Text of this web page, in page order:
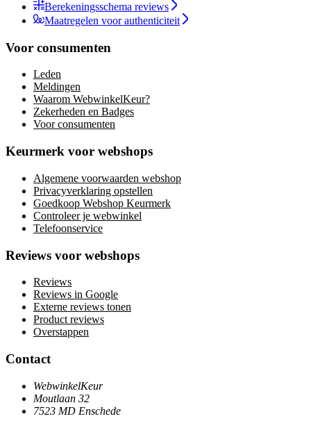
Berekeningsschema reviews
Maatregelen voor authenticiteit
Voor consumenten
Leden
Meldingen
Waarom WebwinkelKeur?
Zekerheden en Badges
Voor consumenten
Keurmerk voor webshops
Algemene voorwaarden webshop
Privacyverklaring opstellen
Goedkoop Webshop Keurmerk
Controleer je webwinkel
Telefoonservice
Reviews voor webshops
Reviews
Reviews in Google
Externe reviews tonen
Product reviews
Overstappen
Contact
WebwinkelKeur
Moutlaan 32
7523 MD Enschede